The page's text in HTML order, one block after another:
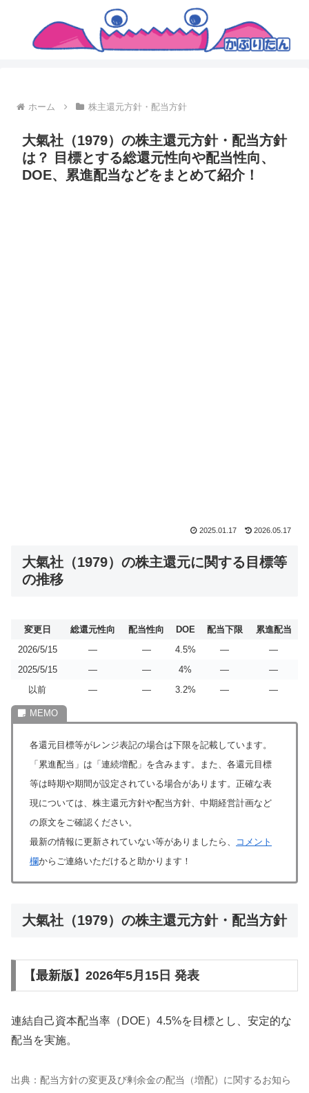
ホーム 株主還元方針・配当方針
大氣社（1979）の株主還元方針・配当方針
は？ 目標とする総還元性向や配当性向、
DOE、累進配当などをまとめて紹介！
2025.01.17 2026.05.17
大氣社（1979）の株主還元に関する目標等
の推移
変更日 総還元性向 配当性向 DOE 配当下限
累進配当
2026/5/15
― ― 4.5% ―
―
2025/5/15
― ― 4% ―
―
以前
― ― 3.2% ― ―
各還元目標等がレンジ表記の場合は下限を記載しています。
「累進配当」は「連続増配」を含みます。また、各還元目標
等は時期や期間が設定されている場合があります。正確な表
現については、株主還元方針や配当方針、中期経営計画など
の原文をご確認ください。
最新の情報に更新されていない等がありましたら、
コメント
欄からご連絡いただけると助かります！
大氣社（1979）の株主還元方針・配当方針
【最新版】2026年5月15日 発表
連結自己資本配当率（DOE）4.5%を目標とし、安定的な
配当を実施。
出典：配当方針の変更及び剰余金の配当（増配）に関するお知ら